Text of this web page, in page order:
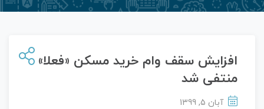
افزایش سقف وام خرید مسکن «فعلا»
منتفی شد
آبان 5, 1399